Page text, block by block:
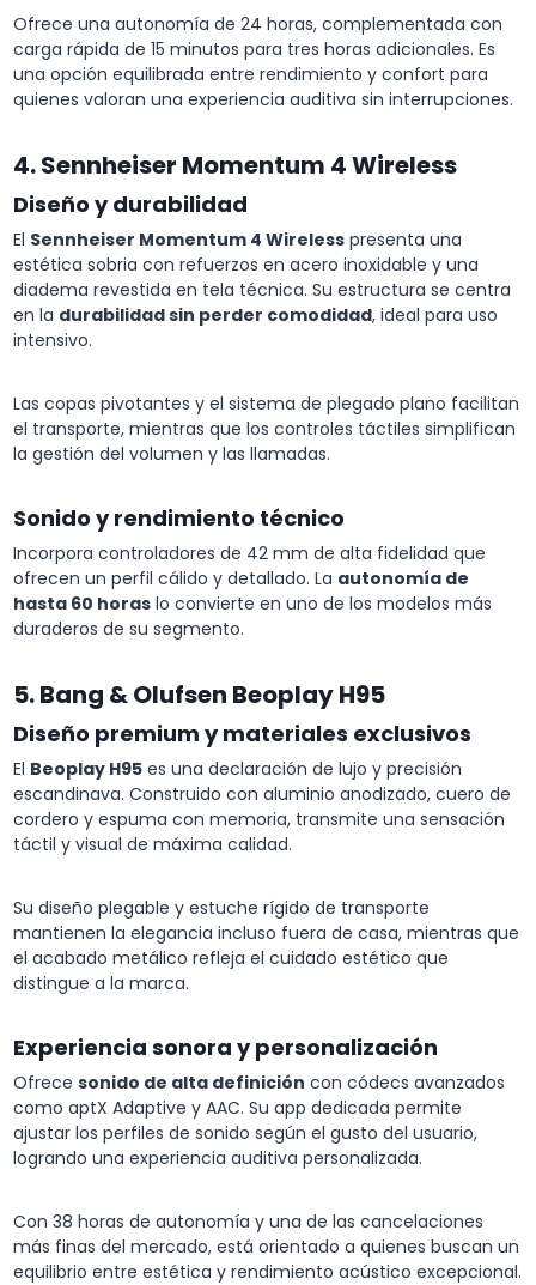
Ofrece una autonomía de 24 horas, complementada con
carga rápida de 15 minutos para tres horas adicionales. Es
una opción equilibrada entre rendimiento y confort para
quienes valoran una experiencia auditiva sin interrupciones.
4. Sennheiser Momentum 4 Wireless
Diseño y durabilidad
El Sennheiser Momentum 4 Wireless presenta una
estética sobria con refuerzos en acero inoxidable y una
diadema revestida en tela técnica. Su estructura se centra
en la durabilidad sin perder comodidad, ideal para uso
intensivo.
Las copas pivotantes y el sistema de plegado plano facilitan
el transporte, mientras que los controles táctiles simplifican
la gestión del volumen y las llamadas.
Sonido y rendimiento técnico
Incorpora controladores de 42 mm de alta fidelidad que
ofrecen un perfil cálido y detallado. La autonomía de
hasta 60 horas lo convierte en uno de los modelos más
duraderos de su segmento.
5. Bang & Olufsen Beoplay H95
Diseño premium y materiales exclusivos
El Beoplay H95 es una declaración de lujo y precisión
escandinava. Construido con aluminio anodizado, cuero de
cordero y espuma con memoria, transmite una sensación
táctil y visual de máxima calidad.
Su diseño plegable y estuche rígido de transporte
mantienen la elegancia incluso fuera de casa, mientras que
el acabado metálico refleja el cuidado estético que
distingue a la marca.
Experiencia sonora y personalización
Ofrece sonido de alta definición con códecs avanzados
como aptX Adaptive y AAC. Su app dedicada permite
ajustar los perfiles de sonido según el gusto del usuario,
logrando una experiencia auditiva personalizada.
Con 38 horas de autonomía y una de las cancelaciones
más finas del mercado, está orientado a quienes buscan un
equilibrio entre estética y rendimiento acústico excepcional.